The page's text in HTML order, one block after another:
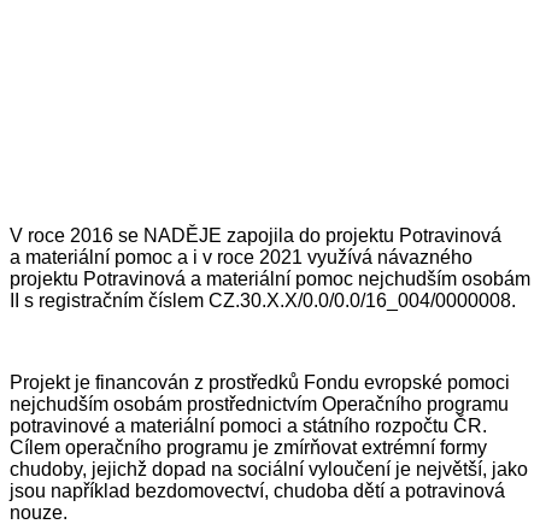
V roce 2016 se NADĚJE zapojila do projektu Potravinová
a materiální pomoc a i v roce 2021 využívá návazného
projektu Potravinová a materiální pomoc nejchudším osobám
II s registračním číslem CZ.30.X.X/0.0/0.0/16_004/0000008.
Projekt je financován z prostředků Fondu evropské pomoci
nejchudším osobám prostřednictvím Operačního programu
potravinové a materiální pomoci a státního rozpočtu ČR.
Cílem operačního programu je zmírňovat extrémní formy
chudoby, jejichž dopad na sociální vyloučení je největší, jako
jsou například bezdomovectví, chudoba dětí a potravinová
nouze.